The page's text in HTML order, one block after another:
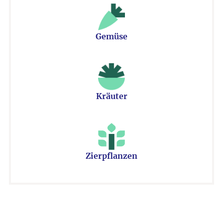
Gemüse
Kräuter
Zierpflanzen